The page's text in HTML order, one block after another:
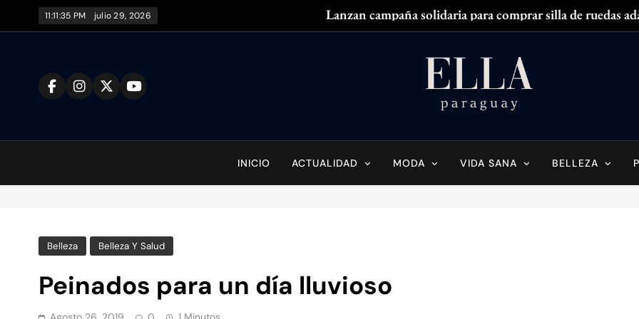
11:11:36 PM julio 29, 2026
Lanzan campaña solidaria para comprar silla de ruedas
Zendaya
Ella Paraguay
INICIO ACTUALIDAD MODA VIDA SANA BELLEZA
Belleza Belleza Y Salud
Peinados para un día lluvioso